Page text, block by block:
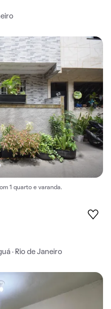
1 quarto e varanda.
· Rio de Janeiro